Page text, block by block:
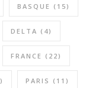
BASQUE (15)
DELTA (4)
FRANCE (22)
PARIS (11)